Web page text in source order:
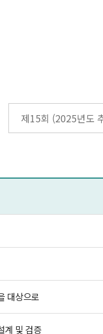
대상으로
계 및 검증